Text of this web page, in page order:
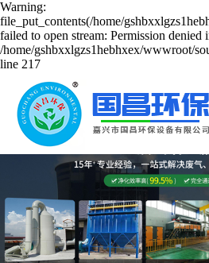
Warning:
file_put_contents(/home/
failed to open stream: Permission denied
/home/gshbxxlgzs1hebhxex/wwwroot/
line 217